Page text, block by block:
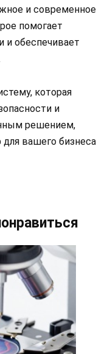
и современное
помогает
и обеспечивает
которая
и
решением,
вашего бизнеса